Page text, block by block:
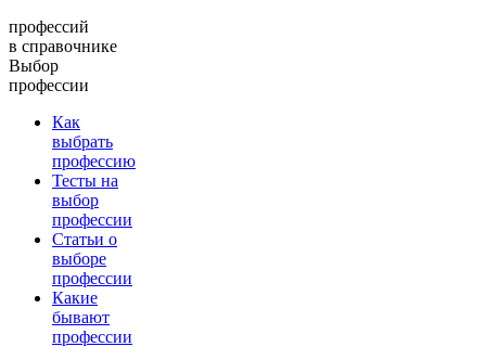
профессий
в справочнике
Выбор
профессии
Как
выбрать
профессию
Тесты на
выбор
профессии
Статьи о
выборе
профессии
Какие
бывают
профессии